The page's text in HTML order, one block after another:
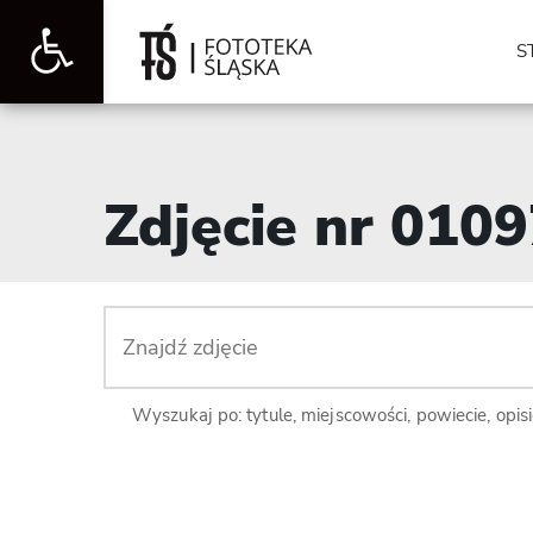
Otwórz
narzędzi
Zdjęcie nr
Wyszukaj po: tytule, miejscowości, powiecie,